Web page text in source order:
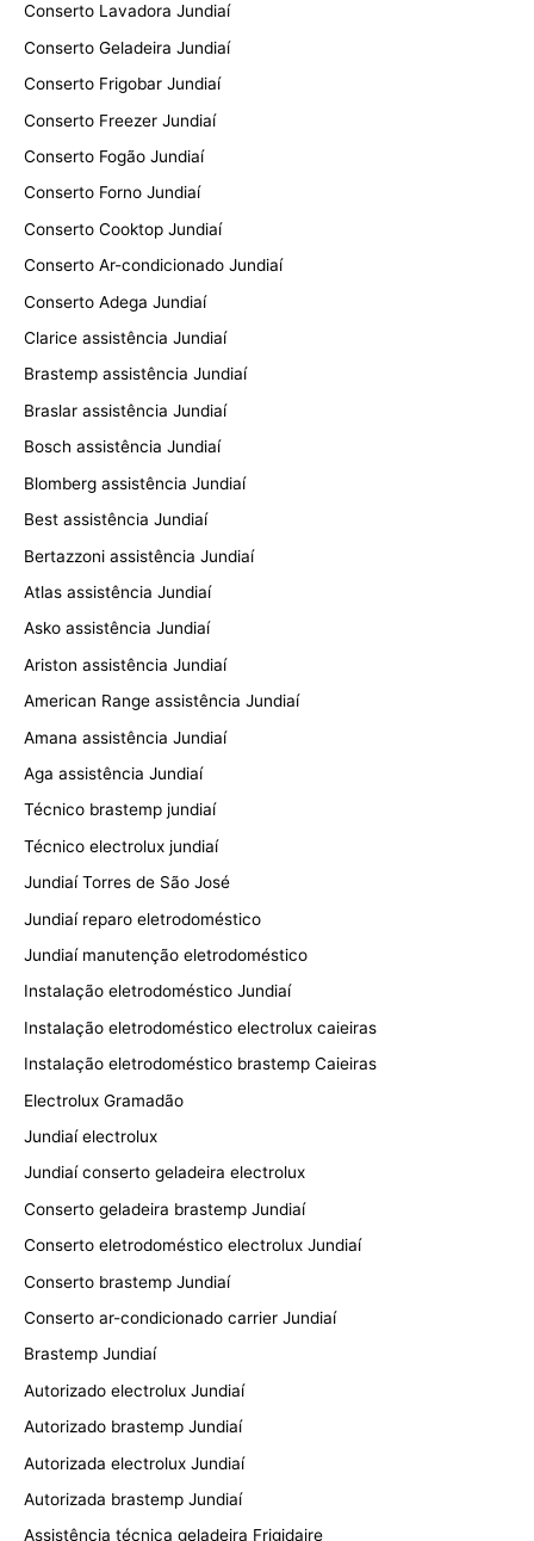
Conserto Lavadora Jundiaí
Conserto Geladeira Jundiaí
Conserto Frigobar Jundiaí
Conserto Freezer Jundiaí
Conserto Fogão Jundiaí
Conserto Forno Jundiaí
Conserto Cooktop Jundiaí
Conserto Ar-condicionado Jundiaí
Conserto Adega Jundiaí
Clarice assistência Jundiaí
Brastemp assistência Jundiaí
Braslar assistência Jundiaí
Bosch assistência Jundiaí
Blomberg assistência Jundiaí
Best assistência Jundiaí
Bertazzoni assistência Jundiaí
Atlas assistência Jundiaí
Asko assistência Jundiaí
Ariston assistência Jundiaí
American Range assistência Jundiaí
Amana assistência Jundiaí
Aga assistência Jundiaí
Técnico brastemp jundiaí
Técnico electrolux jundiaí
Jundiaí Torres de São José
Jundiaí reparo eletrodoméstico
Jundiaí manutenção eletrodoméstico
Instalação eletrodoméstico Jundiaí
Instalação eletrodoméstico electrolux caieiras
Instalação eletrodoméstico brastemp Caieiras
Electrolux Gramadão
Jundiaí electrolux
Jundiaí conserto geladeira electrolux
Conserto geladeira brastemp Jundiaí
Conserto eletrodoméstico electrolux Jundiaí
Conserto brastemp Jundiaí
Conserto ar-condicionado carrier Jundiaí
Brastemp Jundiaí
Autorizado electrolux Jundiaí
Autorizado brastemp Jundiaí
Autorizada electrolux Jundiaí
Autorizada brastemp Jundiaí
Assistência técnica geladeira Frigidaire